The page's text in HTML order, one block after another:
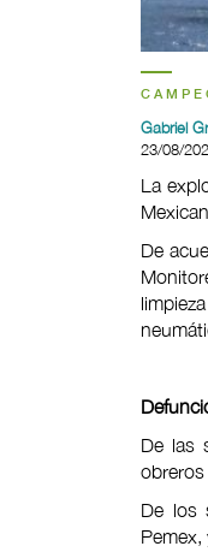
Gabriel
23/08/
La
De
De las
obreros
De los